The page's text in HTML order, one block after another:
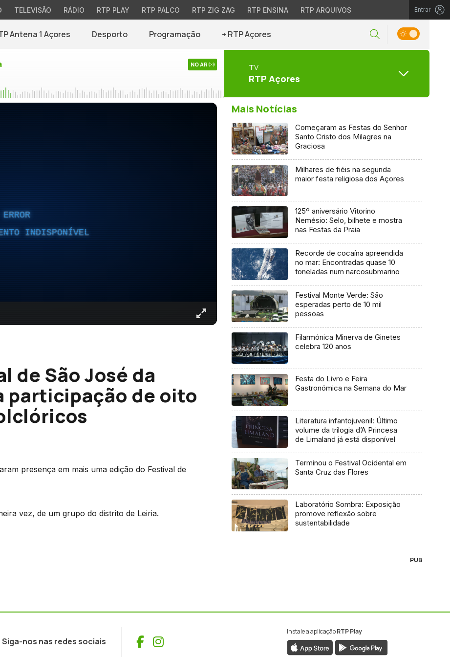
TELEVISÃO RÁDIO RTP PLAY RTP PALCO RTP ZIG ZAG RTP ENSINA RTP ARQUIVOS Entrar
Antena 1 Açores Desporto Programação + RTP Açores
NO AR TV
RTP Açores
INDISPONÍVEL
de São José da
participação de oito
presença em mais uma edição do Festival de
vez, de um grupo do distrito de Leiria.
Mais Notícias
Começaram as Festas do Senhor
Santo Cristo dos Milagres na
Graciosa
Milhares de fiéis na segunda
maior festa religiosa dos Açores
125º aniversário Vitorino
Nemésio: Selo, bilhete e mostra
nas Festas da Praia
Recorde de cocaína apreendida
no mar: Encontradas quase 10
toneladas num narcosubmarino
Festival Monte Verde: São
esperadas perto de 10 mil
pessoas
Filarmónica Minerva de Ginetes
celebra 120 anos
Festa do Livro e Feira
Gastronómica na Semana do Mar
Literatura infantojuvenil: Último
volume da trilogia d’A Princesa
de Limaland já está disponível
Terminou o Festival Ocidental em
Santa Cruz das Flores
Laboratório Sombra: Exposição
promove reflexão sobre
sustentabilidade
PUB
Siga-nos nas redes sociais Facebook
Instagram
Instale a aplicaçãoRTP Play